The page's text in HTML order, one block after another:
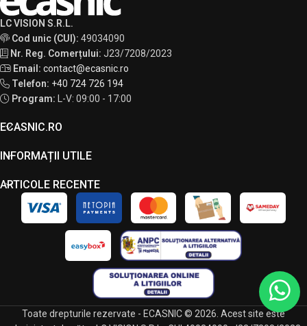
LC VISION S.R.L.
Cod unic (CUI): 49034090
Nr. Reg. Comerțului: J23/7208/2023
Email: contact@ecasnic.ro
Telefon: +40 724 726 194
Program:
L-V: 09:00 - 17:00
ECASNIC.RO
INFORMAȚII UTILE
ARTICOLE RECENTE
Toate drepturile rezervate - ECASNIC © 2026. Acest site este